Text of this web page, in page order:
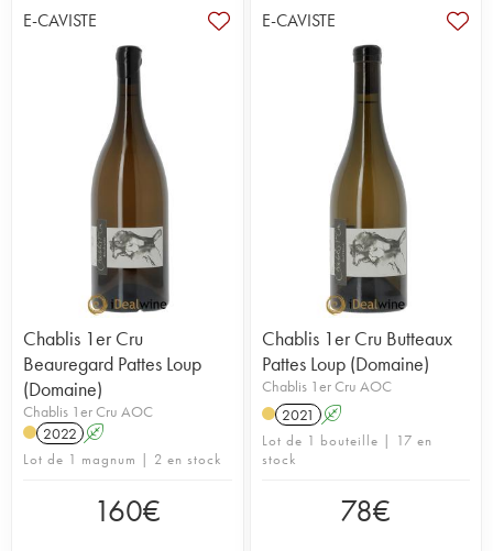
E-CAVISTE
Chablis 1er Cru
Beauregard Pattes Loup
(Domaine)
Chablis 1er Cru AOC
2022 A
Lot de 1 magnum | 2 en stock
160€
E-CAVISTE
Chablis 1er Cru Butteaux
Pattes Loup (Domaine)
Chablis 1er Cru AOC
2021 A
Lot de 1 bouteille | 17 en
stock
78€